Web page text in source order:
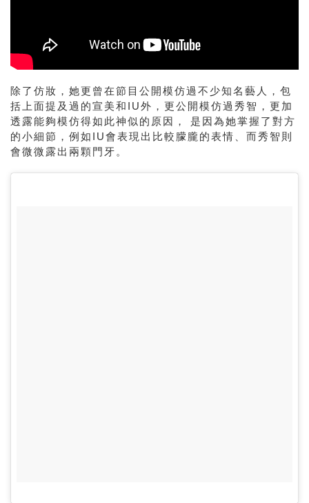
除了仿妝，她更曾在節目公開模仿過不少知名藝人，包
括上面提及過的宣美和IU外，更公開模仿過秀智，更加
透露能夠模仿得如此神似的原因， 是因為她掌握了對方
的小細節，例如IU會表現出比較朦朧的表情、而秀智則
會微微露出兩顆門牙。